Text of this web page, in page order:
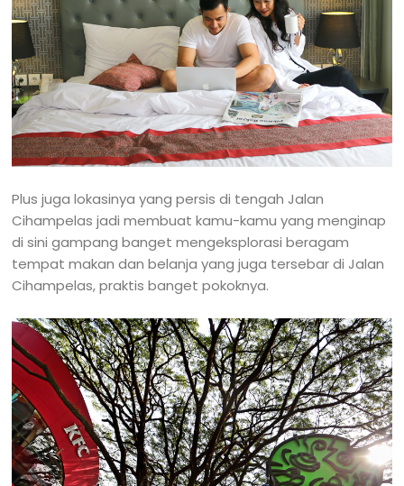
Plus juga lokasinya yang persis di tengah Jalan
Cihampelas jadi membuat kamu-kamu yang menginap
di sini gampang banget mengeksplorasi beragam
tempat makan dan belanja yang juga tersebar di Jalan
Cihampelas, praktis banget pokoknya.